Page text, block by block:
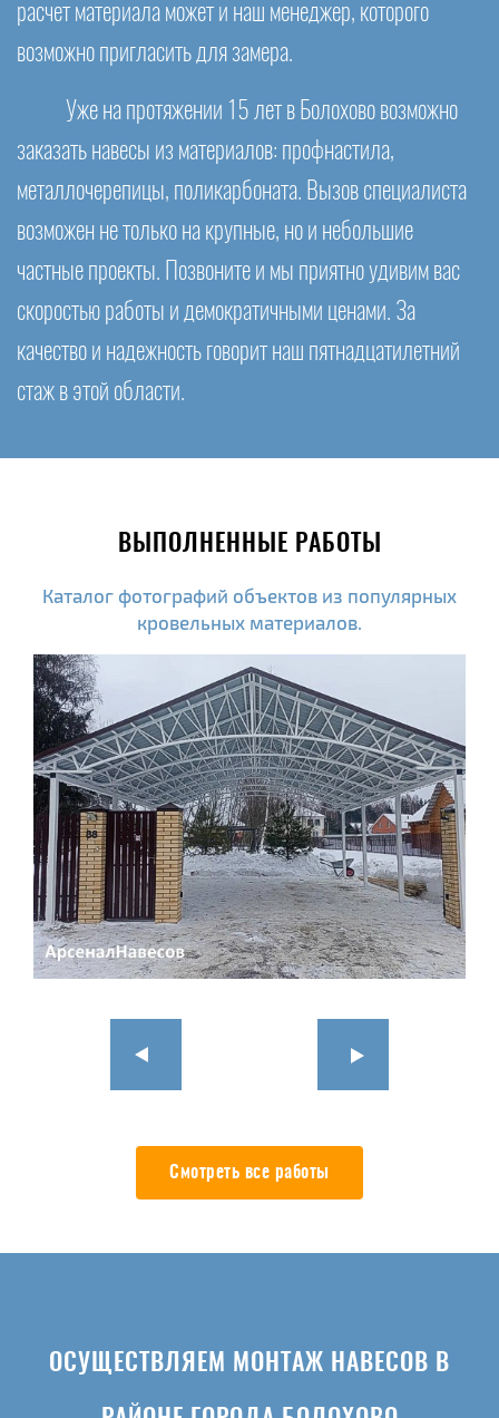
расчет материала может и наш менеджер, которого
возможно пригласить для замера.
Уже на протяжении 15 лет в Болохово возможно
заказать навесы из материалов: профнастила,
металлочерепицы, поликарбоната. Вызов специалиста
возможен не только на крупные, но и небольшие
частные проекты. Позвоните и мы приятно удивим вас
скоростью работы и демократичными ценами. За
качество и надежность говорит наш пятнадцатилетний
стаж в этой области.
ВЫПОЛНЕННЫЕ РАБОТЫ
Каталог фотографий объектов из популярных
кровельных материалов.
Смотреть все работы
ОСУЩЕСТВЛЯЕМ МОНТАЖ НАВЕСОВ В